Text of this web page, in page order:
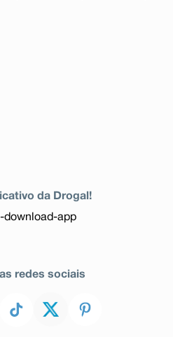
da Drogal!
redes sociais